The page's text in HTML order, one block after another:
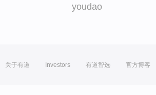
youdao
关于有道 Investors 有道智选 官方博客